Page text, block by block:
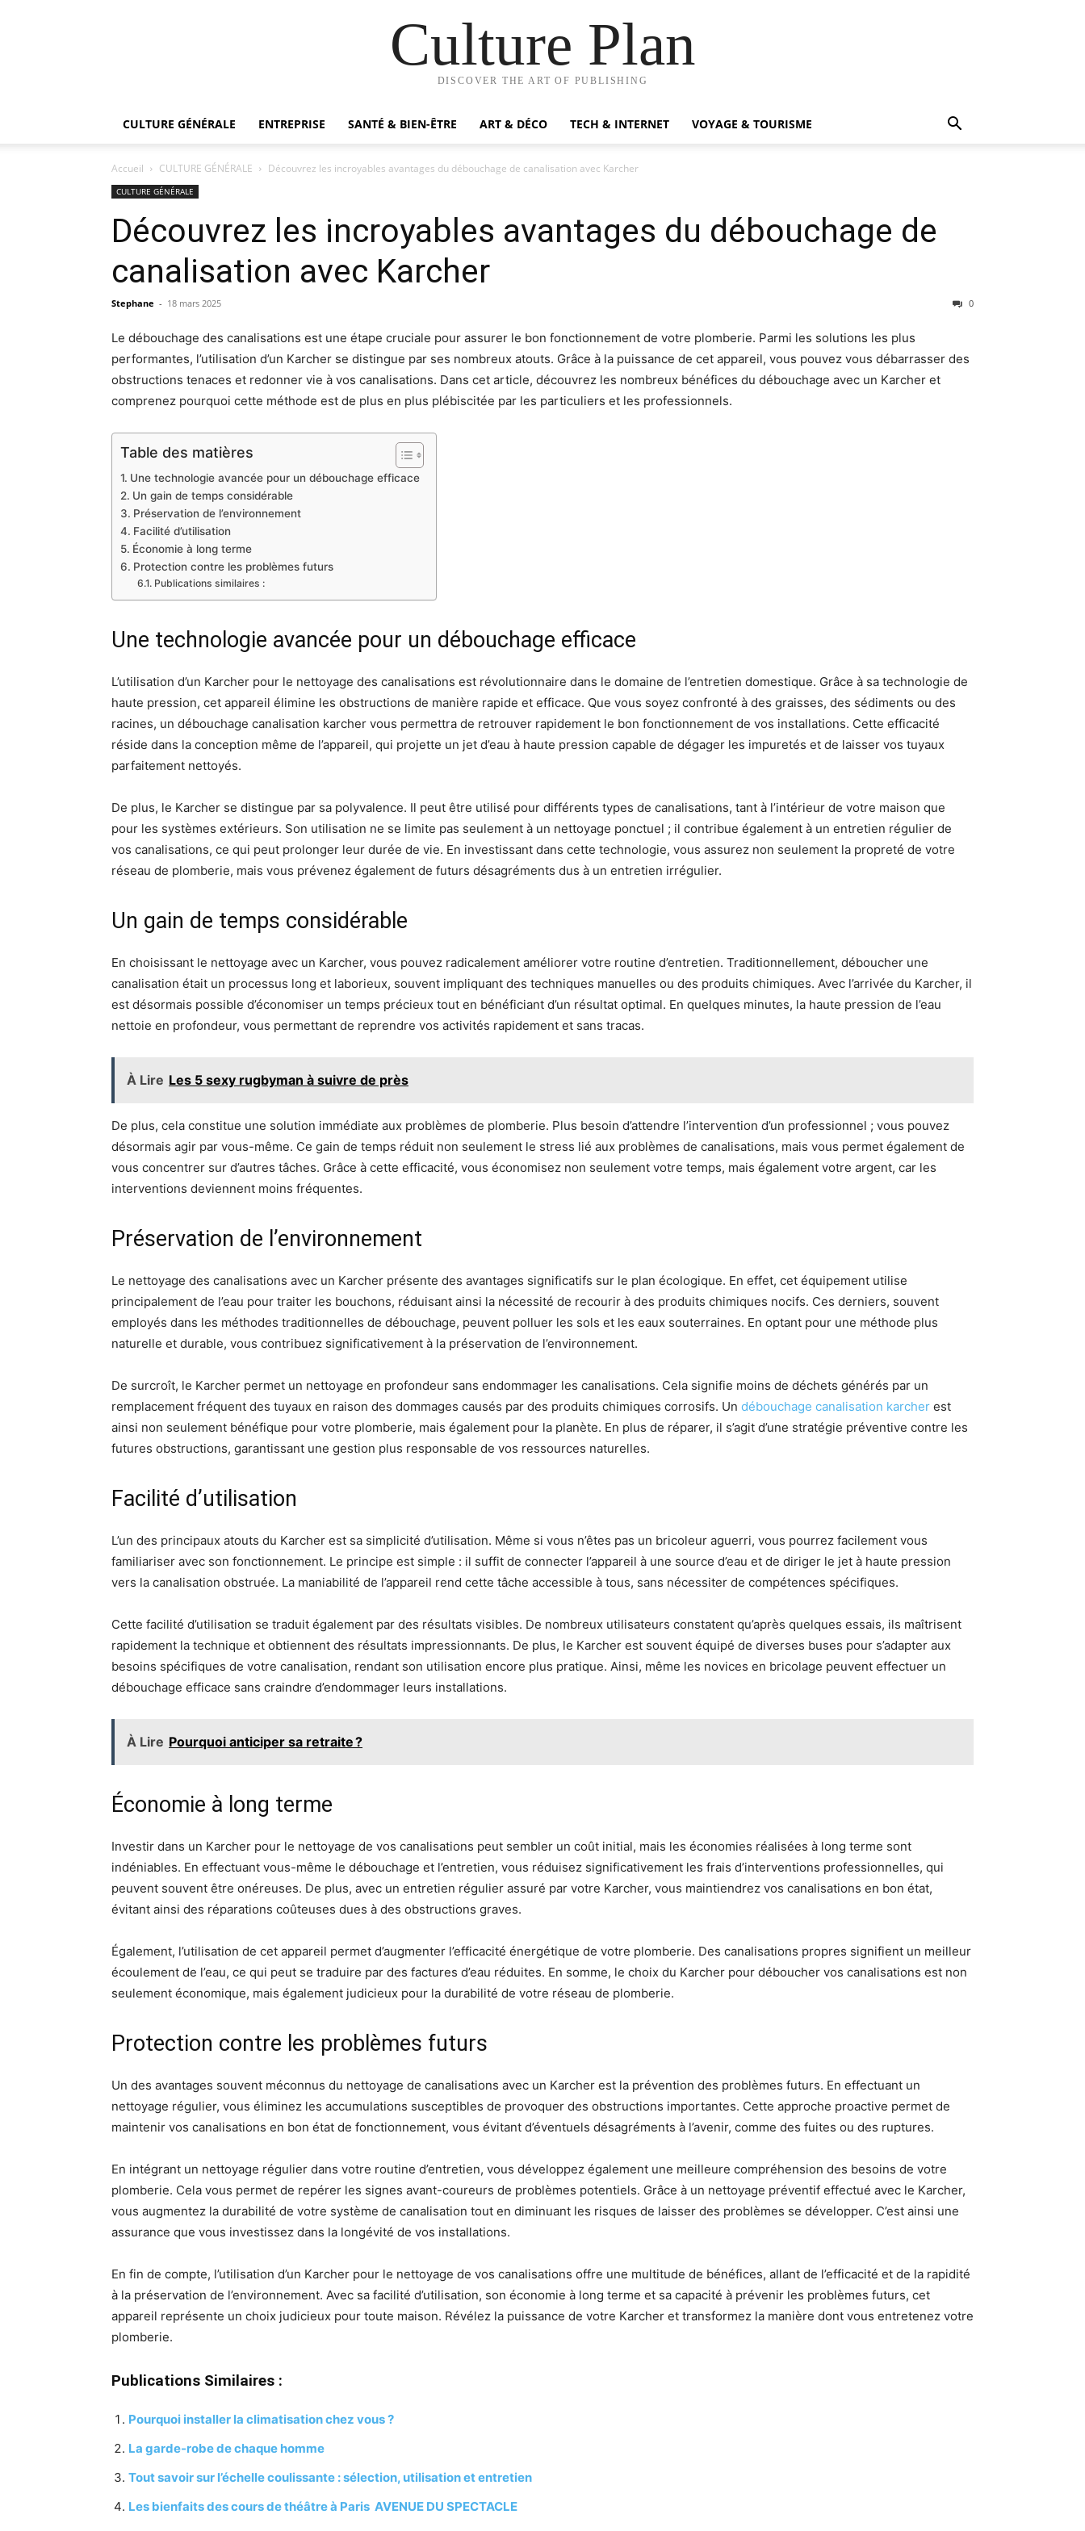
Culture Plan
DISCOVER THE ART OF PUBLISHING
CULTURE GÉNÉRALE ENTREPRISE SANTÉ & BIEN-ÊTRE ART & DÉCO TECH & INTERNET VOYAGE & TOURISME
Accueil CULTURE GÉNÉRALE Découvrez les incroyables avantages du débouchage de canalisation avec Karcher
CULTURE GÉNÉRALE
Découvrez les incroyables avantages du débouchage de
canalisation avec Karcher
Stephane - 18 mars 2025 0
Le débouchage des canalisations est une étape cruciale pour assurer le bon fonctionnement de votre plomberie. Parmi les solutions les plus
performantes, l’utilisation d’un Karcher se distingue par ses nombreux atouts. Grâce à la puissance de cet appareil, vous pouvez vous débarrasser des
obstructions tenaces et redonner vie à vos canalisations. Dans cet article, découvrez les nombreux bénéfices du débouchage avec un Karcher et
comprenez pourquoi cette méthode est de plus en plus plébiscitée par les particuliers et les professionnels.
Table des matières
Une technologie avancée pour un débouchage efficace
Un gain de temps considérable
Préservation de l’environnement
Facilité d’utilisation
Économie à long terme
Protection contre les problèmes futurs
Publications similaires :
Une technologie avancée pour un débouchage efficace
L’utilisation d’un Karcher pour le nettoyage des canalisations est révolutionnaire dans le domaine de l’entretien domestique. Grâce à sa technologie de
haute pression, cet appareil élimine les obstructions de manière rapide et efficace. Que vous soyez confronté à des graisses, des sédiments ou des
racines, un débouchage canalisation karcher vous permettra de retrouver rapidement le bon fonctionnement de vos installations. Cette efficacité
réside dans la conception même de l’appareil, qui projette un jet d’eau à haute pression capable de dégager les impuretés et de laisser vos tuyaux
parfaitement nettoyés.
De plus, le Karcher se distingue par sa polyvalence. Il peut être utilisé pour différents types de canalisations, tant à l’intérieur de votre maison que
pour les systèmes extérieurs. Son utilisation ne se limite pas seulement à un nettoyage ponctuel ; il contribue également à un entretien régulier de
vos canalisations, ce qui peut prolonger leur durée de vie. En investissant dans cette technologie, vous assurez non seulement la propreté de votre
réseau de plomberie, mais vous prévenez également de futurs désagréments dus à un entretien irrégulier.
Un gain de temps considérable
En choisissant le nettoyage avec un Karcher, vous pouvez radicalement améliorer votre routine d’entretien. Traditionnellement, déboucher une
canalisation était un processus long et laborieux, souvent impliquant des techniques manuelles ou des produits chimiques. Avec l’arrivée du Karcher, il
est désormais possible d’économiser un temps précieux tout en bénéficiant d’un résultat optimal. En quelques minutes, la haute pression de l’eau
nettoie en profondeur, vous permettant de reprendre vos activités rapidement et sans tracas.
À Lire Les 5 sexy rugbyman à suivre de près
De plus, cela constitue une solution immédiate aux problèmes de plomberie. Plus besoin d’attendre l’intervention d’un professionnel ; vous pouvez
désormais agir par vous-même. Ce gain de temps réduit non seulement le stress lié aux problèmes de canalisations, mais vous permet également de
vous concentrer sur d’autres tâches. Grâce à cette efficacité, vous économisez non seulement votre temps, mais également votre argent, car les
interventions deviennent moins fréquentes.
Préservation de l’environnement
Le nettoyage des canalisations avec un Karcher présente des avantages significatifs sur le plan écologique. En effet, cet équipement utilise
principalement de l’eau pour traiter les bouchons, réduisant ainsi la nécessité de recourir à des produits chimiques nocifs. Ces derniers, souvent
employés dans les méthodes traditionnelles de débouchage, peuvent polluer les sols et les eaux souterraines. En optant pour une méthode plus
naturelle et durable, vous contribuez significativement à la préservation de l’environnement.
De surcroît, le Karcher permet un nettoyage en profondeur sans endommager les canalisations. Cela signifie moins de déchets générés par un
remplacement fréquent des tuyaux en raison des dommages causés par des produits chimiques corrosifs. Un débouchage canalisation karcher est
ainsi non seulement bénéfique pour votre plomberie, mais également pour la planète. En plus de réparer, il s’agit d’une stratégie préventive contre les
futures obstructions, garantissant une gestion plus responsable de vos ressources naturelles.
Facilité d’utilisation
L’un des principaux atouts du Karcher est sa simplicité d’utilisation. Même si vous n’êtes pas un bricoleur aguerri, vous pourrez facilement vous
familiariser avec son fonctionnement. Le principe est simple : il suffit de connecter l’appareil à une source d’eau et de diriger le jet à haute pression
vers la canalisation obstruée. La maniabilité de l’appareil rend cette tâche accessible à tous, sans nécessiter de compétences spécifiques.
Cette facilité d’utilisation se traduit également par des résultats visibles. De nombreux utilisateurs constatent qu’après quelques essais, ils maîtrisent
rapidement la technique et obtiennent des résultats impressionnants. De plus, le Karcher est souvent équipé de diverses buses pour s’adapter aux
besoins spécifiques de votre canalisation, rendant son utilisation encore plus pratique. Ainsi, même les novices en bricolage peuvent effectuer un
débouchage efficace sans craindre d’endommager leurs installations.
À Lire Pourquoi anticiper sa retraite ?
Économie à long terme
Investir dans un Karcher pour le nettoyage de vos canalisations peut sembler un coût initial, mais les économies réalisées à long terme sont
indéniables. En effectuant vous-même le débouchage et l’entretien, vous réduisez significativement les frais d’interventions professionnelles, qui
peuvent souvent être onéreuses. De plus, avec un entretien régulier assuré par votre Karcher, vous maintiendrez vos canalisations en bon état,
évitant ainsi des réparations coûteuses dues à des obstructions graves.
Également, l’utilisation de cet appareil permet d’augmenter l’efficacité énergétique de votre plomberie. Des canalisations propres signifient un meilleur
écoulement de l’eau, ce qui peut se traduire par des factures d’eau réduites. En somme, le choix du Karcher pour déboucher vos canalisations est non
seulement économique, mais également judicieux pour la durabilité de votre réseau de plomberie.
Protection contre les problèmes futurs
Un des avantages souvent méconnus du nettoyage de canalisations avec un Karcher est la prévention des problèmes futurs. En effectuant un
nettoyage régulier, vous éliminez les accumulations susceptibles de provoquer des obstructions importantes. Cette approche proactive permet de
maintenir vos canalisations en bon état de fonctionnement, vous évitant d’éventuels désagréments à l’avenir, comme des fuites ou des ruptures.
En intégrant un nettoyage régulier dans votre routine d’entretien, vous développez également une meilleure compréhension des besoins de votre
plomberie. Cela vous permet de repérer les signes avant-coureurs de problèmes potentiels. Grâce à un nettoyage préventif effectué avec le Karcher,
vous augmentez la durabilité de votre système de canalisation tout en diminuant les risques de laisser des problèmes se développer. C’est ainsi une
assurance que vous investissez dans la longévité de vos installations.
En fin de compte, l’utilisation d’un Karcher pour le nettoyage de vos canalisations offre une multitude de bénéfices, allant de l’efficacité et de la rapidité
à la préservation de l’environnement. Avec sa facilité d’utilisation, son économie à long terme et sa capacité à prévenir les problèmes futurs, cet
appareil représente un choix judicieux pour toute maison. Révélez la puissance de votre Karcher et transformez la manière dont vous entretenez votre
plomberie.
Publications Similaires :
Pourquoi installer la climatisation chez vous ?
La garde-robe de chaque homme
Tout savoir sur l’échelle coulissante : sélection, utilisation et entretien
Les bienfaits des cours de théâtre à Paris AVENUE DU SPECTACLE